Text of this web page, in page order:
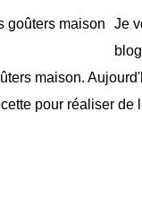
Je
maison.
pour réaliser de